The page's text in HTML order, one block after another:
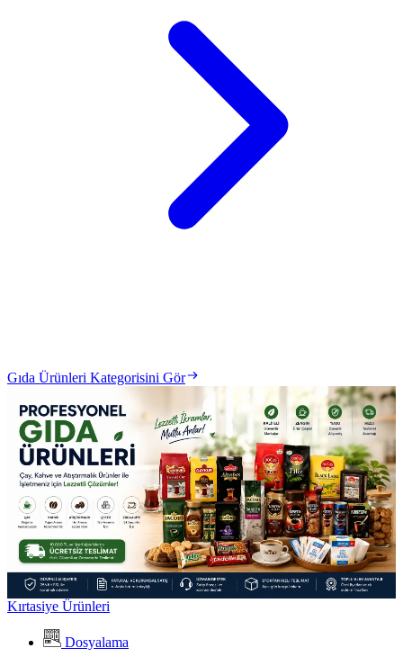
Gıda Ürünleri Kategorisini Gör
Kırtasiye Ürünleri
Dosyalama